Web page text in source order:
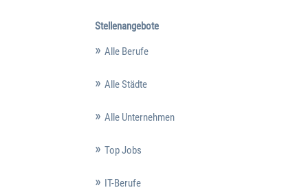
Stellenangebote
Alle Berufe
Alle Städte
Alle Unternehmen
Top Jobs
IT-Berufe